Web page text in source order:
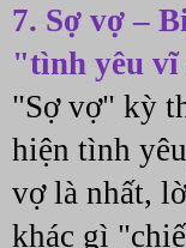
7. Sợ vợ –
"tình yêu
"Sợ vợ" kỳ
hiện tình
vợ là nhất,
khác gì